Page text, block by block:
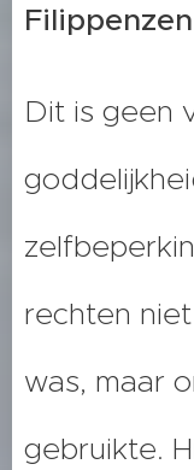
Dit is geen
rechten
was, maar
gebruikte.